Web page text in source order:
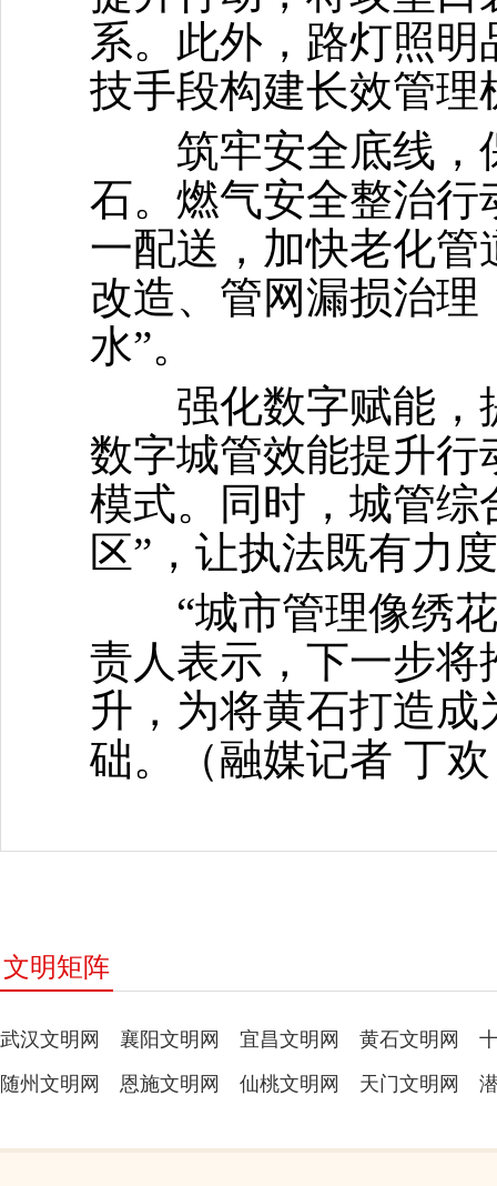
系。此外，路灯照
技手段构建长效管
筑牢安全底线，保
石。燃气安全整治
一配送，加快老化
改造、管网漏损治理
水”。
强化数字赋能，提
数字城管效能提升
模式。同时，城管综
区”，让执法既有力
“城市管理像绣花
责人表示，下一步
升，为将黄石打造
础。
（融媒记者 丁
文明矩阵
武汉文明网 襄阳文明网 宜昌文明网 黄石文明网
随州文明网
恩施文明网 仙桃文明网 天门文明网